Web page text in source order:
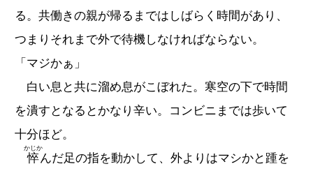
る。共働きの親が帰るまではしばらく時間があり、
つまりそれまで外で待機しなければならない。
「マジかぁ」
白い息と共に溜め息がこぼれた。寒空の下で時間
を潰すとなるとかなり辛い。コンビニまでは歩いて
十分ほど。
悴
かじか
んだ足の指を動かして、外よりはマシかと踵を